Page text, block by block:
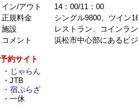
イン/アウト
14：00/11：00
正規料金
シングル9800、ツイン
施設
レストラン、コインラ
コメント
浜松市中心部にあるビ
予約サイト
・ じゃらん
・JTB
・ 宿ぷらざ
・一休